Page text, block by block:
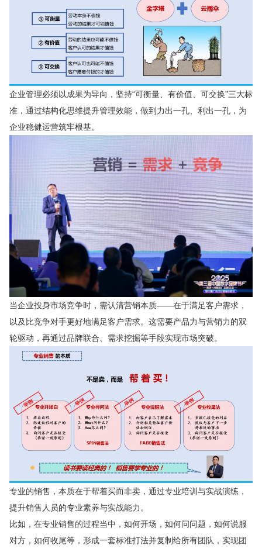
企业管理必须以成果为导向，坚持“可衡量、有价值、可交换”三大标
准，通过结构化思维提升管理效能，做到力出一孔、利出一孔，为
企业稳健运营筑牢根基。
当企业投身市场竞争时，需认清营销本质——在于满足客户需求，
以及比竞争对手更好地满足客户需求。这需要产品力与营销力的双
轮驱动，再通过品牌联合、需求挖掘等手段实现市场突破。
专业的销售，本质在于帮着买而非卖，通过专业培训与实战演练，
提升销售人员的专业素养与实战能力。
比如，在专业销售的过程当中，如何开场，如何问问题，如何说服
对方，如何收尾等，形成一套标准打法并复制给所有团队，实现团